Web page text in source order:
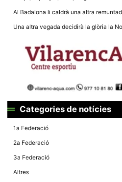
Al Badalona li caldrà una altra
Una altra vegada decidirà la glòria la
Categories de notícies
1a Federació
2a Federació
3a Federació
Altres